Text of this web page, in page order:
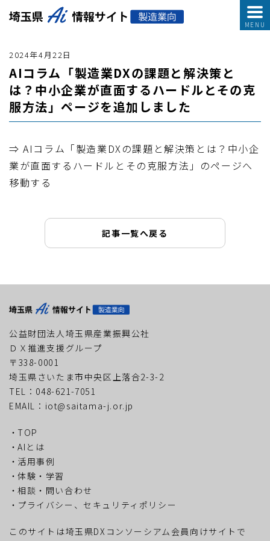
2024年4月22日
AIコラム「製造業DXの課題と解決策と
は？中小企業が直面するハードルとその克
服方法」ページを追加しました
⇒ AIコラム「製造業DXの課題と解決策とは？中小企
業が直面するハードルとその克服方法」のページへ
移動する
記事一覧へ戻る
公益財団法人埼玉県産業振興公社
ＤＸ推進支援グループ
〒338-0001
埼玉県さいたま市中央区上落合2-3-2
TEL：048-621-7051
EMAIL：iot@saitama-j.or.jp
TOP
AIとは
活用事例
体験・学習
相談・問い合わせ
プライバシー、セキュリティポリシー
このサイトは埼玉県DXコンソーシアム会員向けサイトで